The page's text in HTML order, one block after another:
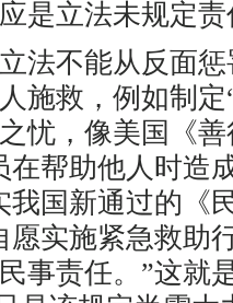
是立法未规定
不能从反面惩
施救，例如制
忧，像美国《
在帮助他人时造
我国新通过的《
愿实施紧急救助
事责任。”这就